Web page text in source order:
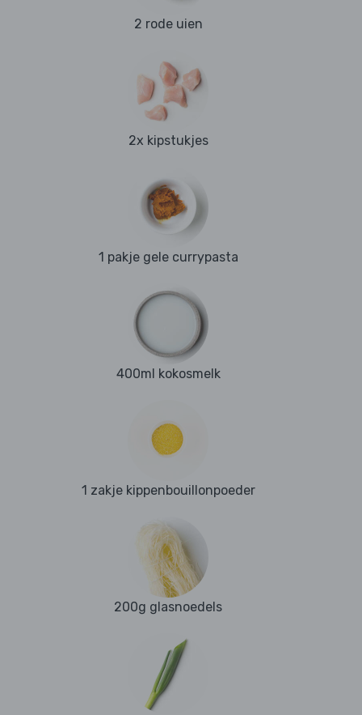
2 rode uien
2x kipstukjes
1 pakje gele currypasta
400ml kokosmelk
1 zakje kippenbouillonpoeder
200g glasnoedels